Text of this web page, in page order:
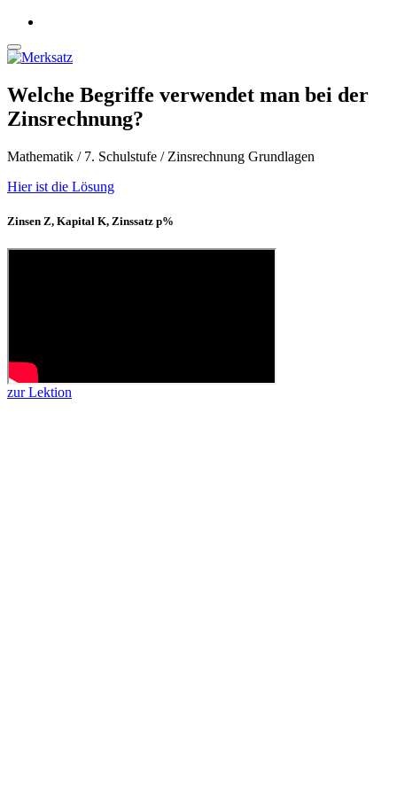
Welche Begriffe verwendet man bei der
Zinsrechnung?
Mathematik / 7. Schulstufe / Zinsrechnung Grundlagen
Hier ist die Lösung
Zinsen Z, Kapital K, Zinssatz p%
zur Lektion